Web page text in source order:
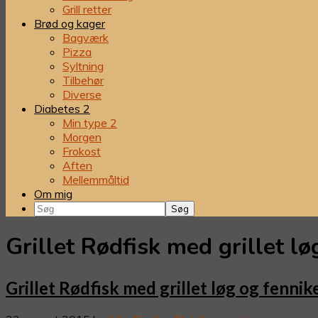
Grill retter
Brød og kager
Bagværk
Pizza
Syltning
Tilbehør
Diverse
Diabetes 2
Min type 2
Morgen
Frokost
Aften
Mellemmåltid
Om mig
Søg
Grillet Rødfisk med grillet
Grillet Rødfisk med grillet løg og